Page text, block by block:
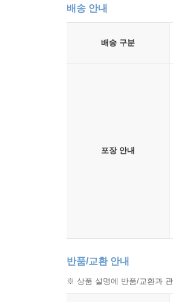
배송 안내
배송 구분
포장 안내
반품/교환 안내
※ 상품 설명에 반품/교환과